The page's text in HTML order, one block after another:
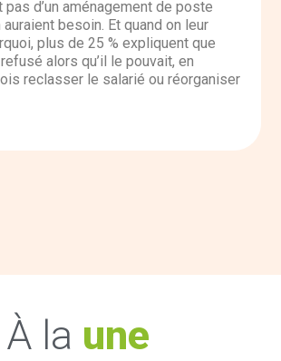
d’un aménagement de poste
auraient besoin. Et quand on leur
plus de 25 % expliquent que
refusé alors qu’il le pouvait, en
reclasser le salarié ou réorganiser
À la une